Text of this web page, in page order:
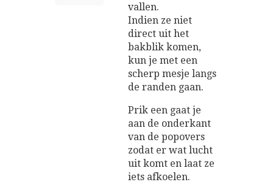
vallen.
Indien ze niet
direct uit het
bakblik komen,
kun je met een
scherp mesje langs
de randen gaan.
Prik een gaat je
aan de onderkant
van de popovers
zodat er wat lucht
uit komt en laat ze
iets afkoelen.